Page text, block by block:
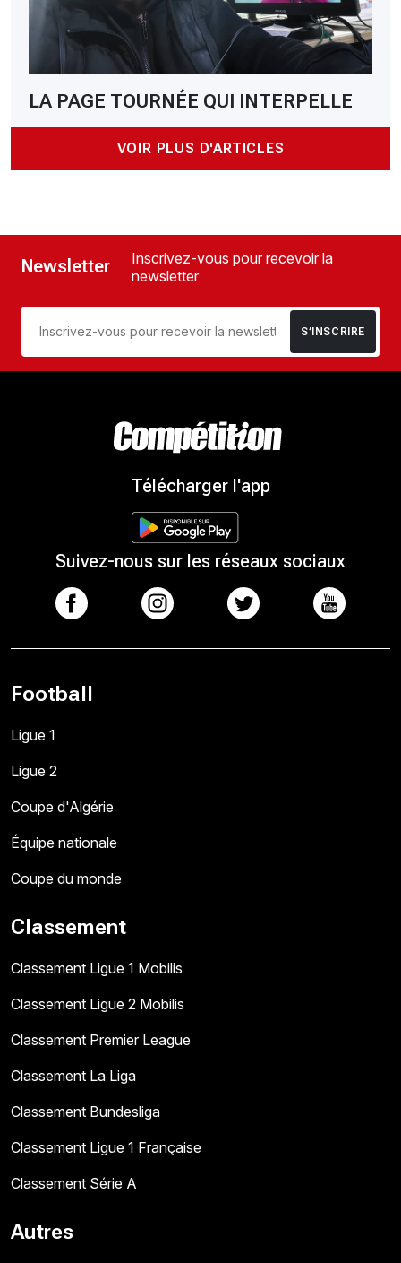
LA PAGE TOURNÉE QUI INTERPELLE
VOIR PLUS D'ARTICLES
Newsletter
Inscrivez-vous pour recevoir la
newsletter
S’INSCRIRE
Télécharger l'app
Suivez-nous sur les réseaux sociaux
Football
Ligue 1
Ligue 2
Coupe d'Algérie
Équipe nationale
Coupe du monde
Classement
Classement Ligue 1 Mobilis
Classement Ligue 2 Mobilis
Classement Premier League
Classement La Liga
Classement Bundesliga
Classement Ligue 1 Française
Classement Série A
Autres